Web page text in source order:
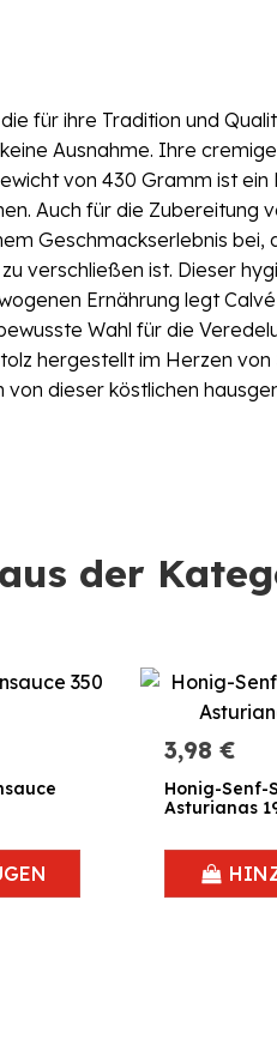
für ihre Tradition und
Ausnahme. Ihre
von 430 Gramm ist
Auch für die Zubereitung
Geschmackserlebnis
verschließen ist. Dieser
Ernährung legt
Wahl für die
hergestellt im Herzen
dieser köstlichen
der
3,98 €
Honig-Senf-
Asturianas